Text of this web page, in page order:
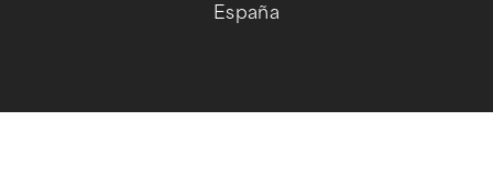
España